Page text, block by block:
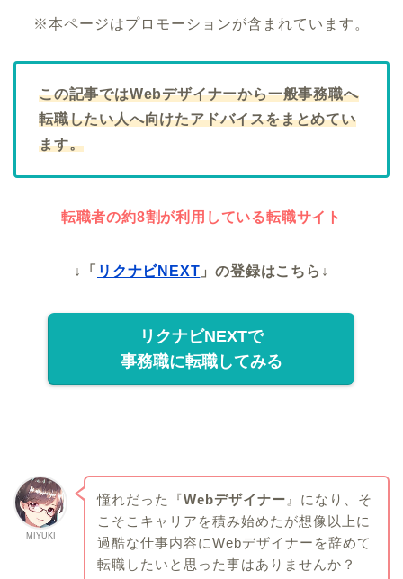
※本ページはプロモーションが含まれています。
この記事ではWebデザイナーから一般事務職へ
転職したい人へ向けたアドバイスをまとめてい
ます。
転職者の約8割が利用している転職サイト
↓「 リクナビNEXT 」の登録はこちら↓
リクナビNEXTで
事務職に転職してみる
MIYUKI
憧れだった『Webデザイナー 』になり、そ
こそこキャリアを積み始めたが想像以上に
過酷な仕事内容にWebデザイナーを辞めて
転職したいと思った事はありませんか？